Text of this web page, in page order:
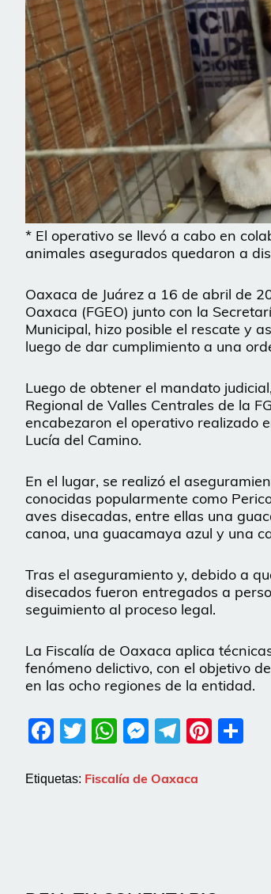
* El operativo se llevó a cabo en
animales asegurados quedaron a
Oaxaca de Juárez a 16 de abril de
Oaxaca (FGEO) junto con la
Municipal, hizo posible el rescate y
luego de dar cumplimiento a una
Luego de obtener el mandato
Regional de Valles Centrales de la
encabezaron el operativo realizado
Lucía del Camino.
En el lugar, se realizó el
conocidas popularmente como
aves disecadas, entre ellas una
canoa, una guacamaya azul y una
Tras el aseguramiento y, debido a
disecados fueron entregados a
seguimiento al proceso legal.
La Fiscalía de Oaxaca aplica
fenómeno delictivo, con el objetivo
en las ocho regiones de la entidad.
Facebook
Twitter
WhatsApp
Messenger
Etiquetas: Fiscalía de Oaxaca